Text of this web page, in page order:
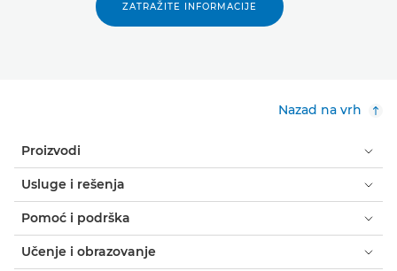
ZATRAŽITE INFORMACIJE
Nazad na vrh
Proizvodi
Usluge i rešenja
Pomoć i podrška
Učenje i obrazovanje